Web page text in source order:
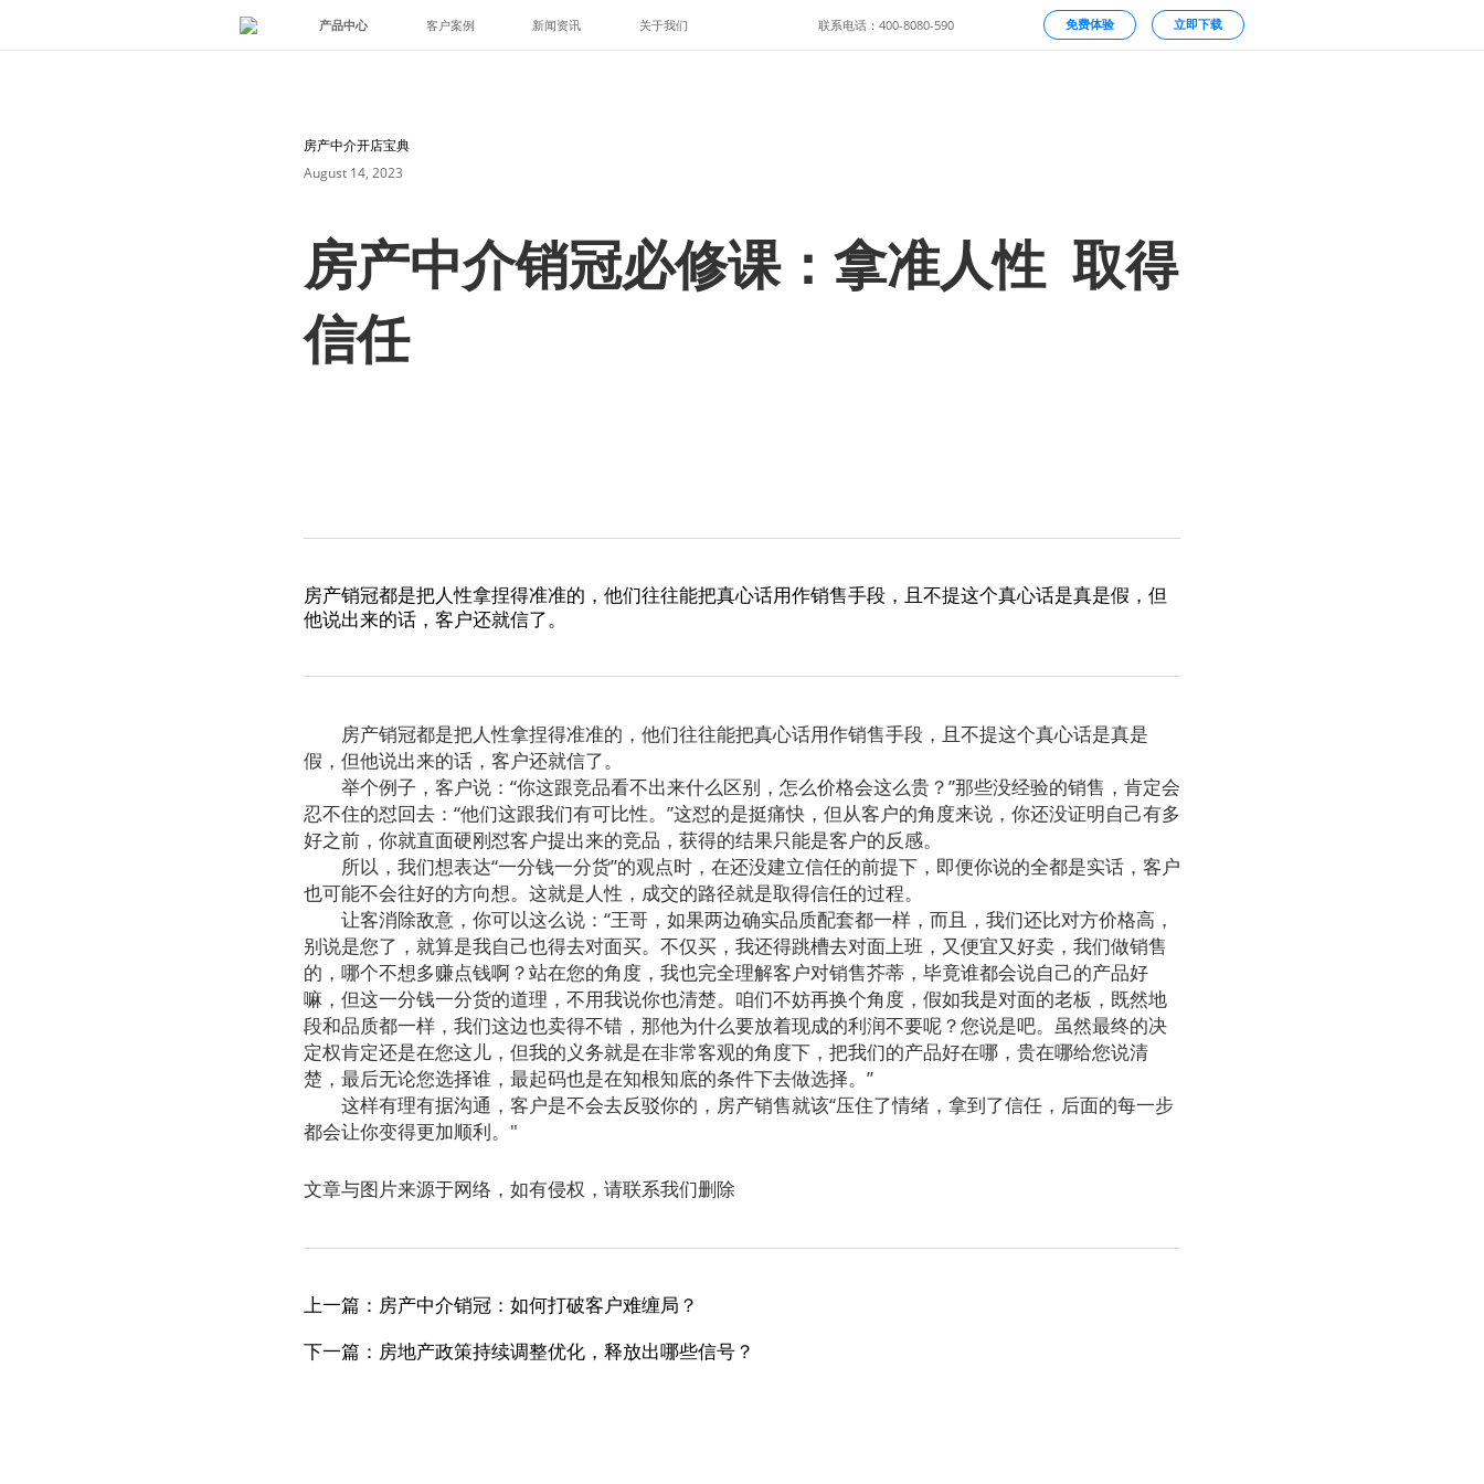
产品中心 客户案例 新闻资讯 关于我们 联系电话：400-8080-590 免费体验 立即下载
房产中介开店宝典
August 14, 2023
房产中介销冠必修课：拿准人性 取得
信任
房产销冠都是把人性拿捏得准准的，他们往往能把真心话用作销售手段，且不提这个真心话是真是假，但
他说出来的话，客户还就信了。
房产销冠都是把人性拿捏得准准的，他们往往能把真心话用作销售手段，且不提这个真心话是真是
假，但他说出来的话，客户还就信了。
举个例子，客户说： “你这跟竞品看不出来什么区别，怎么价格会这么贵？”那些没经验的销售，肯定会
忍不住的怼回去： “他们这跟我们有可比性。 ”这怼的是挺痛快，但从客户的角度来说，你还没证明自己有多
好之前，你就直面硬刚怼客户提出来的竞品，获得的结果只能是客户的反感。
所以，我们想表达“一分钱一分货”的观点时，在还没建立信任的前提下，即便你说的全都是实话，客户
也可能不会往好的方向想。这就是人性，成交的路径就是取得信任的过程。
让客消除敌意，你可以这么说： “王哥，如果两边确实品质配套都一样，而且，我们还比对方价格高，
别说是您了，就算是我自己也得去对面买。不仅买，我还得跳槽去对面上班，又便宜又好卖，我们做销售
的，哪个不想多赚点钱啊？站在您的角度，我也完全理解客户对销售芥蒂，毕竟谁都会说自己的产品好
嘛，但这一分钱一分货的道理，不用我说你也清楚。咱们不妨再换个角度，假如我是对面的老板，既然地
段和品质都一样，我们这边也卖得不错，那他为什么要放着现成的利润不要呢？您说是吧。虽然最终的决
定权肯定还是在您这儿，但我的义务就是在非常客观的角度下，把我们的产品好在哪，贵在哪给您说清
楚，最后无论您选择谁，最起码也是在知根知底的条件下去做选择。 ”
这样有理有据沟通，客户是不会去反驳你的，房产销售就该“压住了情绪，拿到了信任，后面的每一步
都会让你变得更加顺利。 "
文章与图片来源于网络，如有侵权，请联系我们删除
上一篇：房产中介销冠：如何打破客户难缠局？
下一篇：房地产政策持续调整优化，释放出哪些信号？